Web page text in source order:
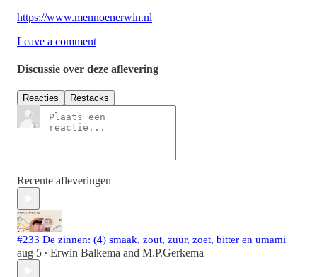
⁠https://www.mennoenerwin.nl⁠
Leave a comment
Discussie over deze aflevering
Reacties Restacks
Recente afleveringen
#233 De zinnen: (4) smaak, zout, zuur, zoet, bitter en umami
aug 5 • Erwin Balkema and M.P.Gerkema